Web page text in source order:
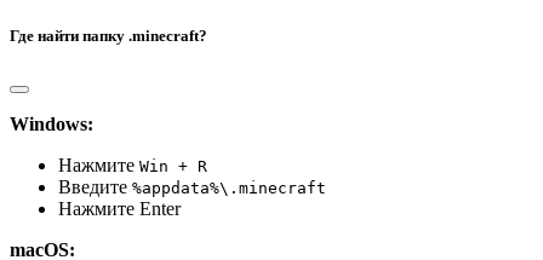
Где найти папку .minecraft?
Windows:
Нажмите Win + R
Введите %appdata%\.minecraft
Нажмите Enter
macOS: